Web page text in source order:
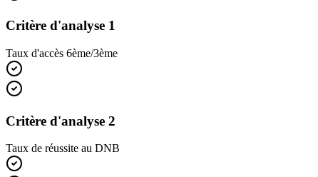
Critère d'analyse 1
Taux d'accès 6ème/3ème
Critère d'analyse 2
Taux de réussite au DNB